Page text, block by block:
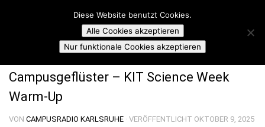
Skip to content
Campusradio Karlsruhe
CAMPUSGEFLÜSTER
Campusgeflüster – KIT Science Week
Warm-Up
VON CAMPUSRADIO KARLSRUHE · VERÖFFENTLICHT OKTOBER 9, 2025
Diese Website benutzt Cookies.
Alle Cookies akzeptieren
Nur funktionale Cookies akzeptieren